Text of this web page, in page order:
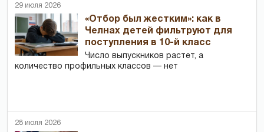
29 июля 2026
«Отбор был жестким»: как в
Челнах детей фильтруют для
поступления в 10-й класс
Число выпускников растет, а
количество профильных классов — нет
28 июля 2026